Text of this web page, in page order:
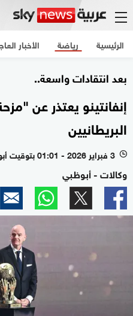
الرئيسية الأخبار رياضة
بعد انتقادات واسعة..
إنفانتينو يعتذر عن
البريطانيين
l 3 فبراير 2026 - 01:01 بتوقيت أبوظبي
وكالات - أبوظبي